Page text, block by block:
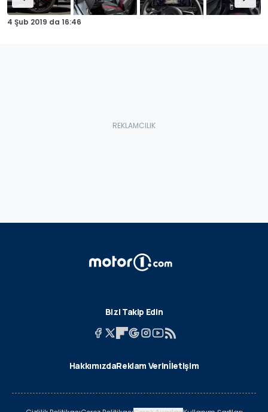
4 Şub 2019 da 16:46
Bizi Takip Edin
HakkımızdaReklam Verinİletişim